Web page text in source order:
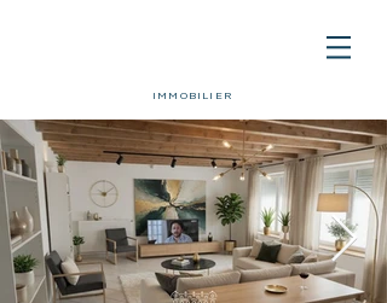
IMMOBILIER